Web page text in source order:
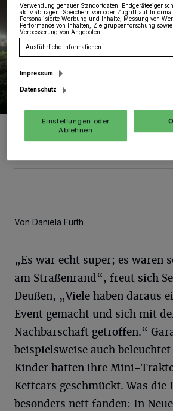
Die Zuschauer am Straßenrand erfreuten sich
beleuchteten Traktoren.
Von Daniela Furth
„Es war echt super; es waren
am Straßenrand“, freut sich
Deußen, „Viele haben daraus
Event gemacht und sich mit
Nachbarschaft getroffen.“
beispielsweise auch beleuchtet
Kinder hatten ihre Mini-
Kettcars geschmückt. Was die
besonders nett fanden: In
Verwendung genauer Standortdaten.
aktiv abfragen. Speichern von oder Zugriff auf
Personalisierte Werbung und Inhalte, Messung von
Performance von Inhalten, Zielgruppenforschung
Verbesserung von Angeboten.
Ausführliche Informationen
Impressum
Datenschutz
Einstellungen oder
Ablehnen